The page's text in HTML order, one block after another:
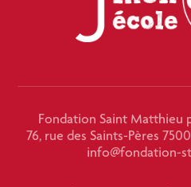
Fondation Saint Matthieu
76, rue des Saints-Pères
info@fondation-